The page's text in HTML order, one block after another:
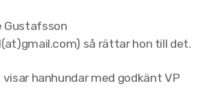
Gustafsson
så rättar hon till det.
hanhundar med godkänt VP